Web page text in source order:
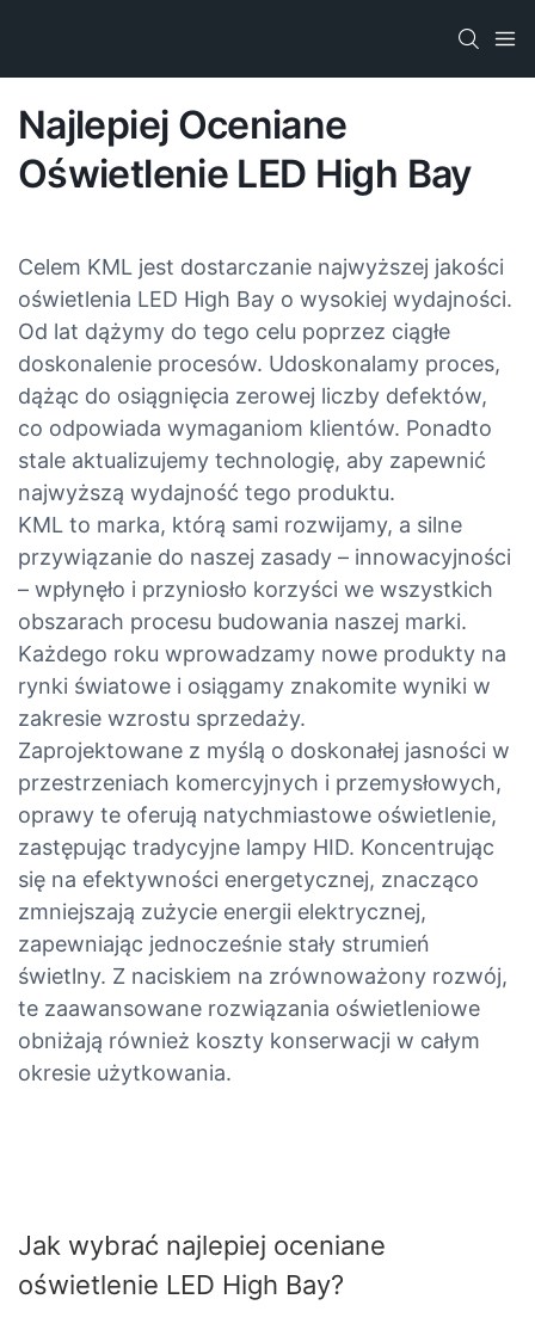
Najlepiej Oceniane
Oświetlenie LED High Bay
Celem KML jest dostarczanie najwyższej jakości
oświetlenia LED High Bay o wysokiej wydajności.
Od lat dążymy do tego celu poprzez ciągłe
doskonalenie procesów. Udoskonalamy proces,
dążąc do osiągnięcia zerowej liczby defektów,
co odpowiada wymaganiom klientów. Ponadto
stale aktualizujemy technologię, aby zapewnić
najwyższą wydajność tego produktu.
KML to marka, którą sami rozwijamy, a silne
przywiązanie do naszej zasady – innowacyjności
– wpłynęło i przyniosło korzyści we wszystkich
obszarach procesu budowania naszej marki.
Każdego roku wprowadzamy nowe produkty na
rynki światowe i osiągamy znakomite wyniki w
zakresie wzrostu sprzedaży.
Zaprojektowane z myślą o doskonałej jasności w
przestrzeniach komercyjnych i przemysłowych,
oprawy te oferują natychmiastowe oświetlenie,
zastępując tradycyjne lampy HID. Koncentrując
się na efektywności energetycznej, znacząco
zmniejszają zużycie energii elektrycznej,
zapewniając jednocześnie stały strumień
świetlny. Z naciskiem na zrównoważony rozwój,
te zaawansowane rozwiązania oświetleniowe
obniżają również koszty konserwacji w całym
okresie użytkowania.
Jak wybrać najlepiej oceniane
oświetlenie LED High Bay?